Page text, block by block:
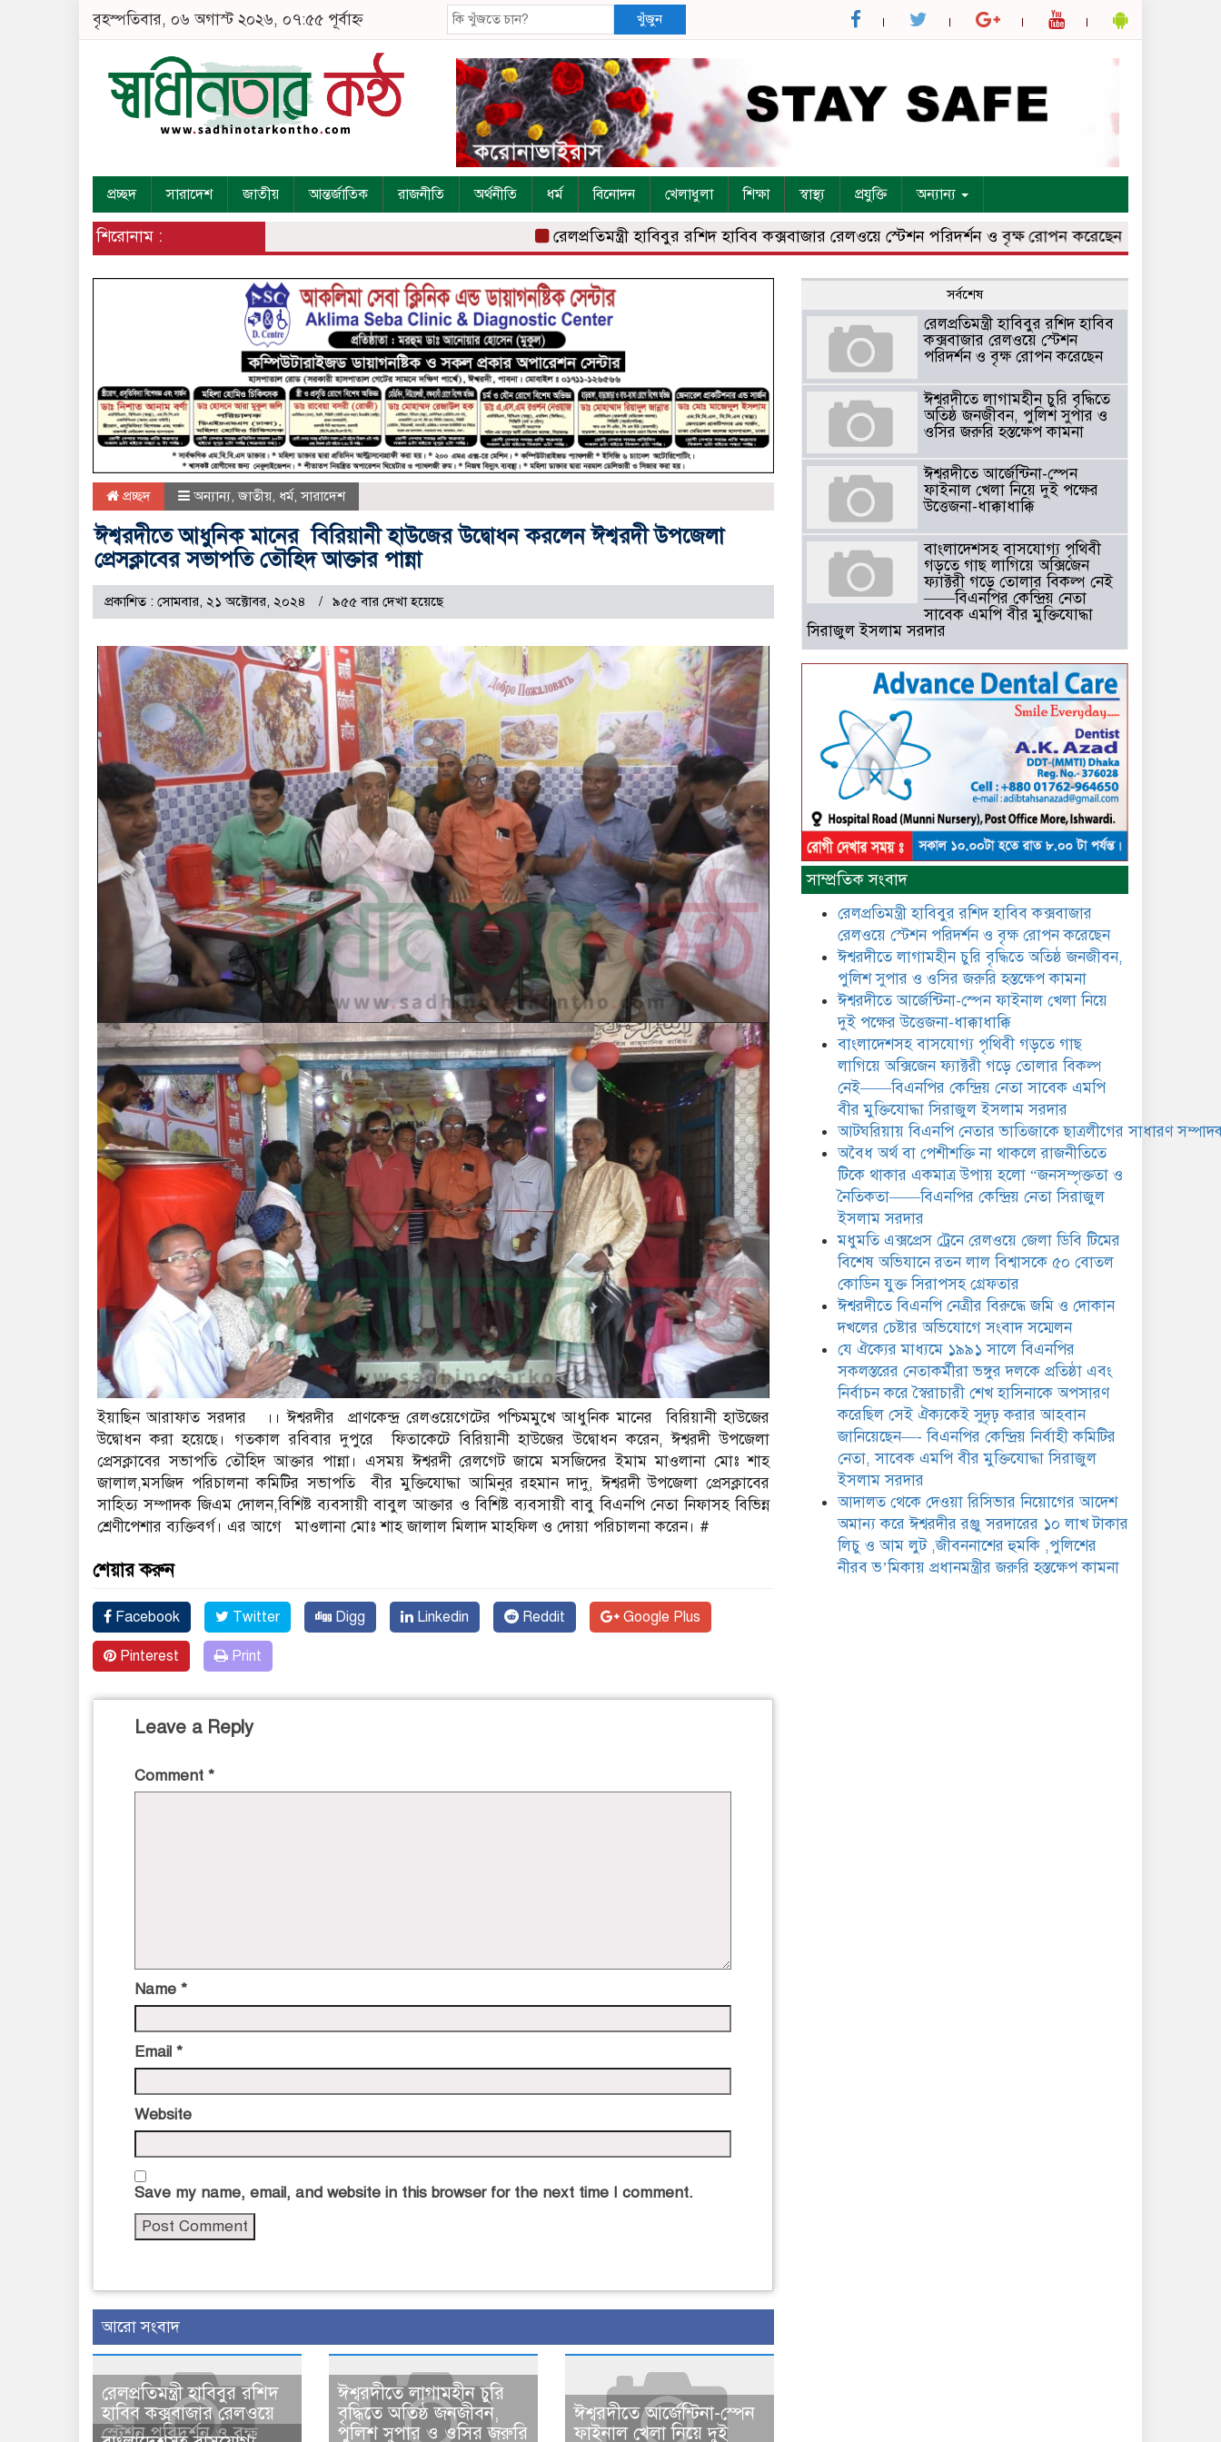
বৃহস্পতিবার, ০৬ অগাস্ট ২০২৬, ০৭:৫৫ পূর্বাহ্ন খুঁজুন
প্রচ্ছদ সারাদেশ জাতীয় আন্তর্জাতিক রাজনীতি অর্থনীতি ধর্ম বিনোদন খেলাধুলা শিক্ষা স্বাস্থ্য প্রযুক্তি অন্যান্য
শিরোনাম : রেলপ্রতিমন্ত্রী হাবিবুর রশিদ হাবিব কক্সবাজার রেলওয়ে স্টেশন পরিদর্শন ও বৃক্ষ রোপন করেছেন ঈশ্বরদীতে
প্রচ্ছদ অন্যান্য,জাতীয়, ধর্ম,সারাদেশ
ঈশ্বরদীতে আধুনিক মানের বিরিয়ানী হাউজের উদ্বোধন করলেন ঈশ্বরদী উপজেলা
প্রেসক্লাবের সভাপতি তৌহিদ আক্তার পান্না
প্রকাশিত : সোমবার, ২১ অক্টোবর, ২০২৪ ৯৫৫ বার দেখা হয়েছে
ইয়াছিন আরাফাত সরদার ।। ঈশ্বরদীর প্রাণকেন্দ্র রেলওয়েগেটের পশ্চিমমুখে আধুনিক মানের বিরিয়ানী হাউজের
উদ্বোধন করা হয়েছে। গতকাল রবিবার দুপুরে ফিতাকেটে বিরিয়ানী হাউজের উদ্বোধন করেন, ঈশ্বরদী উপজেলা
প্রেসক্লাবের সভাপতি তৌহিদ আক্তার পান্না। এসময় ঈশ্বরদী রেলগেট জামে মসজিদের ইমাম মাওলানা মোঃ শাহ
জালাল,মসজিদ পরিচালনা কমিটির সভাপতি বীর মুক্তিযোদ্ধা আমিনুর রহমান দাদু, ঈশ্বরদী উপজেলা প্রেসক্লাবের
সাহিত্য সম্পাদক জিএম দোলন,বিশিষ্ট ব্যবসায়ী বাবুল আক্তার ও বিশিষ্ট ব্যবসায়ী বাবু বিএনপি নেতা নিফাসহ বিভিন্ন
শ্রেণীপেশার ব্যক্তিবর্গ। এর আগে মাওলানা মোঃ শাহ জালাল মিলাদ মাহফিল ও দোয়া পরিচালনা করেন। #
শেয়ার করুন
Facebook Twitter Digg Linkedin Reddit Google Plus
Pinterest Print
Leave a Reply
Comment *
Name *
Email *
Website
Save my name, email, and website in this browser for the next time I comment.
আরো সংবাদ
রেলপ্রতিমন্ত্রী হাবিবুর রশিদ
হাবিব কক্সবাজার রেলওয়ে
স্টেশন পরিদর্শন ও বৃক্ষ
ঈশ্বরদীতে লাগামহীন চুরি
বৃদ্ধিতে অতিষ্ঠ জনজীবন,
পুলিশ সুপার ও ওসির জরুরি
ঈশ্বরদীতে আর্জেন্টিনা-স্পেন
ফাইনাল খেলা নিয়ে দুই
সর্বশেষ
রেলপ্রতিমন্ত্রী হাবিবুর রশিদ হাবিব
কক্সবাজার রেলওয়ে স্টেশন
পরিদর্শন ও বৃক্ষ রোপন করেছেন
ঈশ্বরদীতে লাগামহীন চুরি বৃদ্ধিতে
অতিষ্ঠ জনজীবন, পুলিশ সুপার ও
ওসির জরুরি হস্তক্ষেপ কামনা ​
ঈশ্বরদীতে আর্জেন্টিনা-স্পেন
ফাইনাল খেলা নিয়ে দুই পক্ষের
উত্তেজনা-ধাক্কাধাক্কি
বাংলাদেশসহ বাসযোগ্য পৃথিবী
গড়তে গাছ লাগিয়ে অক্সিজেন
ফ্যাক্টরী গড়ে তোলার বিকল্প নেই
——বিএনপির কেন্দ্রিয় নেতা
সাবেক এমপি বীর মুক্তিযোদ্ধা
সিরাজুল ইসলাম সরদার
আটঘরিয়ায় বিএনপি নেতার ভাতিজাকে ছাত্রলীগের সাধারণ সম্পাদক
​​অবৈধ অর্থ বা পেশীশক্তি না থাকলে
রাজনীতিতে টিকে থাকার একমাত্র
উপায় হলো “জনসম্পৃক্ততা ও
নৈতিকতা——বিএনপির কেন্দ্রিয়
নেতা সিরাজুল ইসলাম সরদার
জেলা ডিবি টিমের বিশেষ অভিযানে
রতন লাল বিশ্বাসকে ৫০ বোতল
কোডিন যুক্ত সিরাপসহ গ্রেফতার
ঈশ্বরদীতে বিএনপি নেত্রীর বিরুদ্ধে
জমি ও দোকান দখলের চেষ্টার
অভিযোগে সংবাদ সম্মেলন
যে ঐক্যের মাধ্যমে ১৯৯১ সালে
বিএনপির সকলস্তরের নেতাকর্মীরা
ভঙ্গুর দলকে প্রতিষ্ঠা এবং নির্বাচন
করে স্বৈরাচারী শেখ হাসিনাকে
অপসারণ করেছিল সেই ঐক্যকেই
সুদৃঢ় করার আহবান জানিয়েছেন—- বিএনপির কেন্দ্রিয়
নির্বাহী কমিটির নেতা, সাবেক এমপি বীর মুক্তিযোদ্ধা
সিরাজুল ইসলাম সরদার
আদালত থেকে দেওয়া রিসিভার
নিয়োগের আদেশ অমান্য করে
টাকার লিচু ও আম লুট
,জীবননাশের হুমকি ,পুলিশের
নীরব ভ’মিকায় প্রধানমন্ত্রীর জরুরি হস্তক্ষেপ কামনা
সাম্প্রতিক সংবাদ
রেলপ্রতিমন্ত্রী হাবিবুর রশিদ হাবিব কক্সবাজার
রেলওয়ে স্টেশন পরিদর্শন ও বৃক্ষ রোপন করেছেন
ঈশ্বরদীতে লাগামহীন চুরি বৃদ্ধিতে অতিষ্ঠ জনজীবন,
পুলিশ সুপার ও ওসির জরুরি হস্তক্ষেপ কামনা ​
ঈশ্বরদীতে আর্জেন্টিনা-স্পেন ফাইনাল খেলা নিয়ে
দুই পক্ষের উত্তেজনা-ধাক্কাধাক্কি
বাংলাদেশসহ বাসযোগ্য পৃথিবী গড়তে গাছ
লাগিয়ে অক্সিজেন ফ্যাক্টরী গড়ে তোলার বিকল্প
নেই——বিএনপির কেন্দ্রিয় নেতা সাবেক এমপি
বীর মুক্তিযোদ্ধা সিরাজুল ইসলাম সরদার
আটঘরিয়ায় বিএনপি নেতার ভাতিজাকে ছাত্রলীগের সাধারণ
​​অবৈধ অর্থ বা পেশীশক্তি না থাকলে রাজনীতিতে
টিকে থাকার একমাত্র উপায় হলো “জনসম্পৃক্ততা ও
নৈতিকতা——বিএনপির কেন্দ্রিয় নেতা সিরাজুল
ইসলাম সরদার
মধুমতি এক্সপ্রেস ট্রেনে রেলওয়ে জেলা ডিবি টিমের
বিশেষ অভিযানে রতন লাল বিশ্বাসকে ৫০ বোতল
কোডিন যুক্ত সিরাপসহ গ্রেফতার
ঈশ্বরদীতে বিএনপি নেত্রীর বিরুদ্ধে জমি ও দোকান
দখলের চেষ্টার অভিযোগে সংবাদ সম্মেলন
যে ঐক্যের মাধ্যমে ১৯৯১ সালে বিএনপির
সকলস্তরের নেতাকর্মীরা ভঙ্গুর দলকে প্রতিষ্ঠা এবং
নির্বাচন করে স্বৈরাচারী শেখ হাসিনাকে অপসারণ
করেছিল সেই ঐক্যকেই সুদৃঢ় করার আহবান
জানিয়েছেন—- বিএনপির কেন্দ্রিয় নির্বাহী কমিটির
নেতা, সাবেক এমপি বীর মুক্তিযোদ্ধা সিরাজুল
ইসলাম সরদার
আদালত থেকে দেওয়া রিসিভার নিয়োগের আদেশ
অমান্য করে ঈশ্বরদীর রঞ্জু সরদারের ১০ লাখ টাকার
লিচু ও আম লুট ,জীবননাশের হুমকি ,পুলিশের
নীরব ভ’মিকায় প্রধানমন্ত্রীর জরুরি হস্তক্ষেপ কামনা